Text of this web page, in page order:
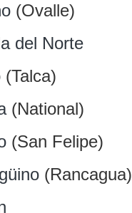
(Ovalle)
del Norte
(Talca)
(National)
(San Felipe)
(Rancagua)